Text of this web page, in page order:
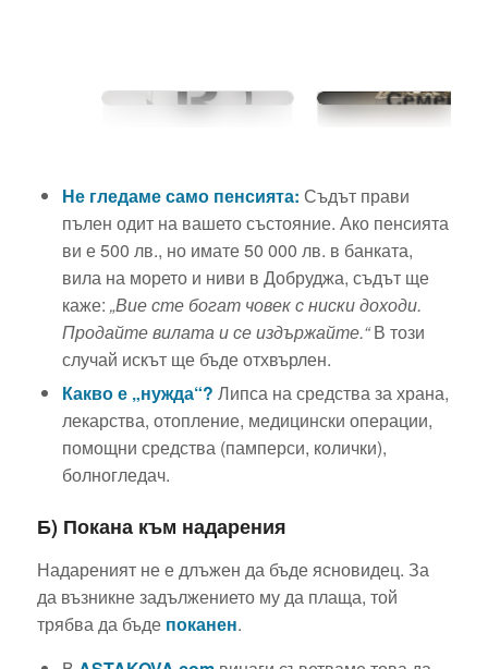
на
символите
марки?
кодекс:
защита
вашите
Не гледаме само пенсията: Съдът прави
пълен одит на вашето състояние. Ако пенсията
ви е 500 лв., но имате 50 000 лв. в банката,
вила на морето и ниви в Добруджа, съдът ще
каже: „Вие сте богат човек с ниски доходи.
Продайте вилата и се издържайте.“В този
случай искът ще бъде отхвърлен.
Какво е „нужда“? Липса на средства за храна,
лекарства, отопление, медицински операции,
помощни средства (памперси, колички),
болногледач.
Б) Покана към надарения
Надареният не е длъжен да бъде ясновидец. За
да възникне задължението му да плаща, той
трябва да бъде поканен.